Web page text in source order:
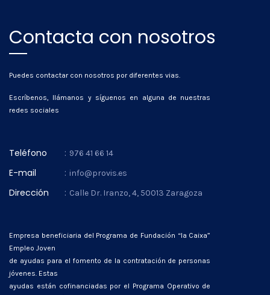
Contacta con nosotros
Puedes contactar con nosotros por diferentes vias.
Escríbenos, llámanos y síguenos en alguna de nuestras
redes sociales
Teléfono : 976 41 66 14
E-mail : info@provis.es
Dirección : Calle Dr. Iranzo, 4, 50013 Zaragoza
Empresa beneficiaria del Programa de Fundación “la Caixa”
Empleo Joven
de ayudas para el fomento de la contratación de personas
jóvenes. Estas
ayudas están cofinanciadas por el Programa Operativo de